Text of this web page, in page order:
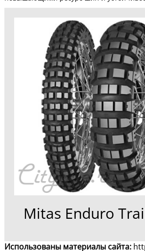
Mitas Enduro
Использованы материалы сайта: